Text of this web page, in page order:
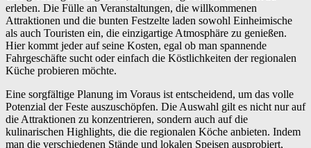
erleben. Die Fülle an Veranstaltungen, die willkommenen
Attraktionen und die bunten Festzelte laden sowohl Einheimische
als auch Touristen ein, die einzigartige Atmosphäre zu genießen.
Hier kommt jeder auf seine Kosten, egal ob man spannende
Fahrgeschäfte sucht oder einfach die Köstlichkeiten der regionalen
Küche probieren möchte.
Eine sorgfältige Planung im Voraus ist entscheidend, um das volle
Potenzial der Feste auszuschöpfen. Die Auswahl gilt es nicht nur auf
die Attraktionen zu konzentrieren, sondern auch auf die
kulinarischen Highlights, die die regionalen Köche anbieten. Indem
man die verschiedenen Stände und lokalen Speisen ausprobiert,